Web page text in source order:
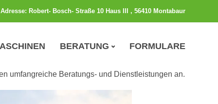
Robert- Bosch- Straße 10 Haus III , 56410 Montabaur
BERATUNG FORMULARE
Westerwald!
umfangreiche Beratungs- und Dienstleistungen an.